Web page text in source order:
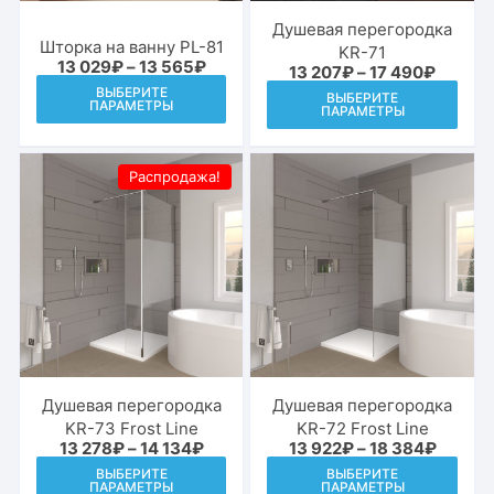
Шторка на ванну PL-81
13 029₽–13 565₽Диапазон
цен:
13
565₽
ВЫБЕРИТЕ
ПАРАМЕТРЫ
несколько
вариаций.
Опции
можно
выбрать
на
странице
товара.
Душевая перегородка
KR-71
13 207₽–17 490₽
цен:
17
490₽
ВЫБЕРИТЕ
ПАРАМЕТРЫ
на
Распродажа!
Душевая перегородка
KR-73 Frost Line
13 278₽–14 134₽Диапазон
цен:
ВЫБЕРИТЕ
ПАРАМЕТРЫ
Душевая перегородка
KR-72 Frost Line
13 922₽–18 384₽
цен:
ВЫБЕРИТЕ
ПАРАМЕТРЫ